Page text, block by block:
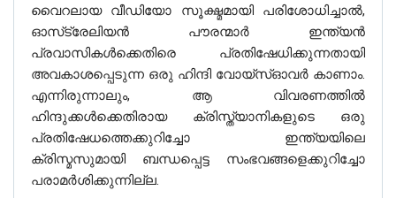
WhatsApp Channel
വൈറലായ വീഡിയോ സൂക്ഷ്മമായി പരിശോധിച്ചാൽ,
ഓസ്‌ട്രേലിയൻ പൗരന്മാർ ഇന്ത്യൻ
പ്രവാസികൾക്കെതിരെ പ്രതിഷേധിക്കുന്നതായി
അവകാശപ്പെടുന്ന ഒരു ഹിന്ദി വോയ്‌സ്‌ഓവർ കാണാം.
എന്നിരുന്നാലും, ആ വിവരണത്തിൽ
ഹിന്ദുക്കൾക്കെതിരായ ക്രിസ്ത്യാനികളുടെ ഒരു
പ്രതിഷേധത്തെക്കുറിച്ചോ ഇന്ത്യയിലെ
ക്രിസ്മസുമായി ബന്ധപ്പെട്ട സംഭവങ്ങളെക്കുറിച്ചോ
പരാമർശിക്കുന്നില്ല.